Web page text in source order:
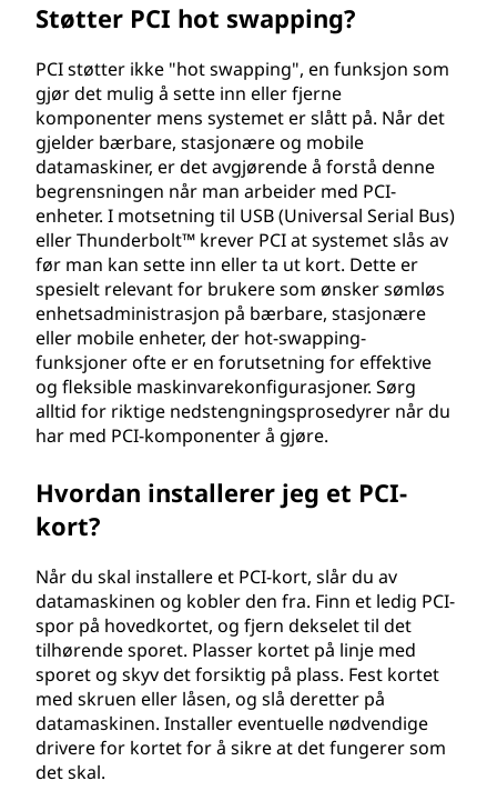
Støtter PCI hot swapping?
PCI støtter ikke "hot swapping", en funksjon som
gjør det mulig å sette inn eller fjerne
komponenter mens systemet er slått på. Når det
gjelder bærbare, stasjonære og mobile
datamaskiner, er det avgjørende å forstå denne
begrensningen når man arbeider med PCI-
enheter. I motsetning til USB (Universal Serial Bus)
eller Thunderbolt™ krever PCI at systemet slås av
før man kan sette inn eller ta ut kort. Dette er
spesielt relevant for brukere som ønsker sømløs
enhetsadministrasjon på bærbare, stasjonære
eller mobile enheter, der hot-swapping-
funksjoner ofte er en forutsetning for effektive
og fleksible maskinvarekonfigurasjoner. Sørg
alltid for riktige nedstengningsprosedyrer når du
har med PCI-komponenter å gjøre.
Hvordan installerer jeg et PCI-
kort?
Når du skal installere et PCI-kort, slår du av
datamaskinen og kobler den fra. Finn et ledig PCI-
spor på hovedkortet, og fjern dekselet til det
tilhørende sporet. Plasser kortet på linje med
sporet og skyv det forsiktig på plass. Fest kortet
med skruen eller låsen, og slå deretter på
datamaskinen. Installer eventuelle nødvendige
drivere for kortet for å sikre at det fungerer som
det skal.